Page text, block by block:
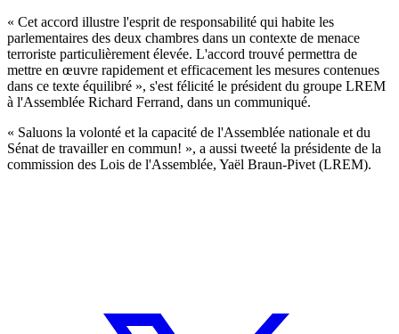
« Cet accord illustre l'esprit de responsabilité qui habite les
parlementaires des deux chambres dans un contexte de menace
terroriste particulièrement élevée. L'accord trouvé permettra de
mettre en œuvre rapidement et efficacement les mesures contenues
dans ce texte équilibré », s'est félicité le président du groupe LREM
à l'Assemblée Richard Ferrand, dans un communiqué.
« Saluons la volonté et la capacité de l'Assemblée nationale et du
Sénat de travailler en commun! », a aussi tweeté la présidente de la
commission des Lois de l'Assemblée, Yaël Braun-Pivet (LREM).